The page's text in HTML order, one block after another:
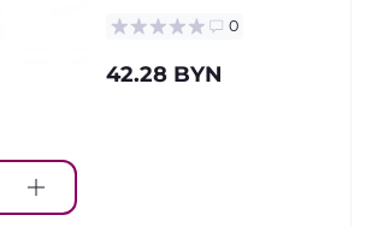
0
42.28 BYN